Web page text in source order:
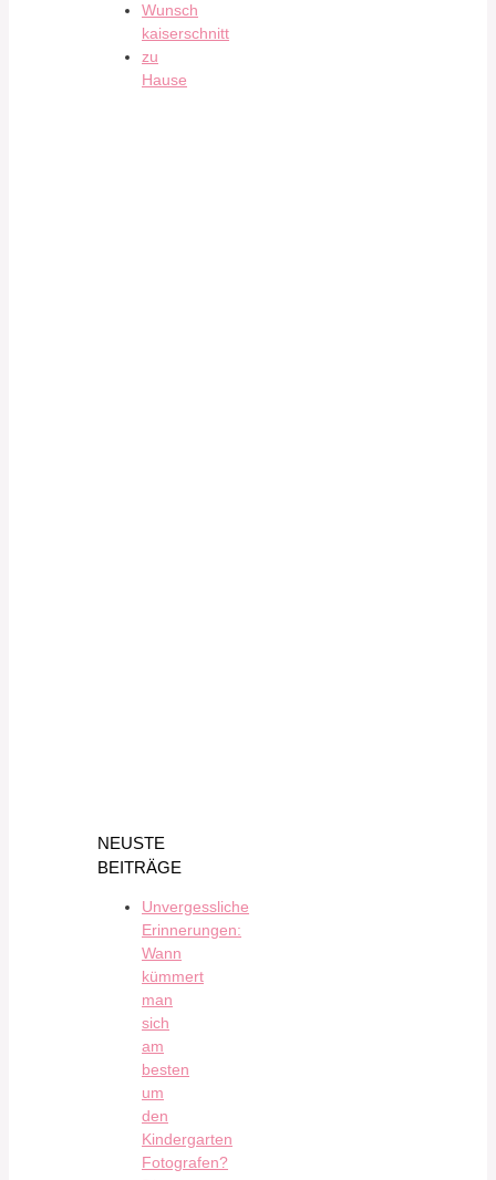
Wunsch
kaiserschnitt
zu
Hause
NEUSTE
BEITRÄGE
Unvergessliche
Erinnerungen:
Wann
kümmert
man
sich
am
besten
um
den
Kindergarten
Fotografen?